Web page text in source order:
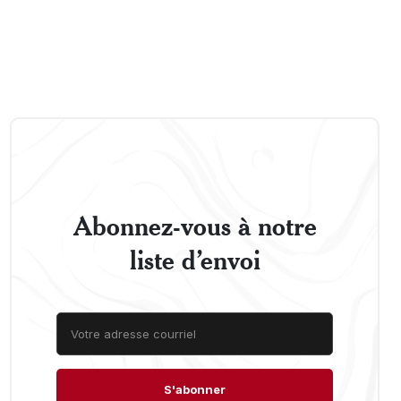
Abonnez-vous à notre
liste d’envoi